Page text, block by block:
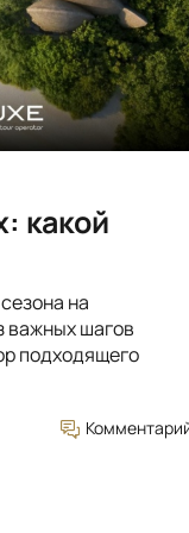
какой
на
важных шагов
подходящего